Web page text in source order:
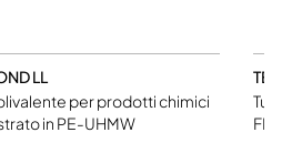
LL
per prodotti chimici
in PE-UHMW
FEP